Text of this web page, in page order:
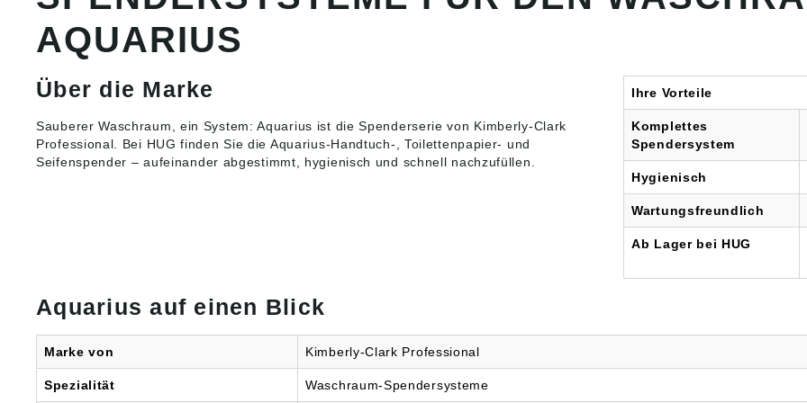
56070 Koblenz, DE,
AQUARIUS
Über die Marke
Sauberer Waschraum, ein System: Aquarius ist die Spenderserie von Kimberly-Clark
Professional. Bei HUG finden Sie die Aquarius-Handtuch-, Toilettenpapier- und
Seifenspender – aufeinander abgestimmt, hygienisch und schnell nachzufüllen.
Ihre Vorteile
Komplettes
Spendersystem
Hygienisch
Wartungsfreundlich
Ab Lager bei HUG
Aquarius auf einen Blick
Marke von Kimberly-Clark Professional
Spezialität Waschraum-Spendersysteme